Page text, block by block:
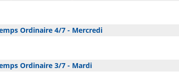
Ordinaire 4/7 - Mercredi
Ordinaire 3/7 - Mardi